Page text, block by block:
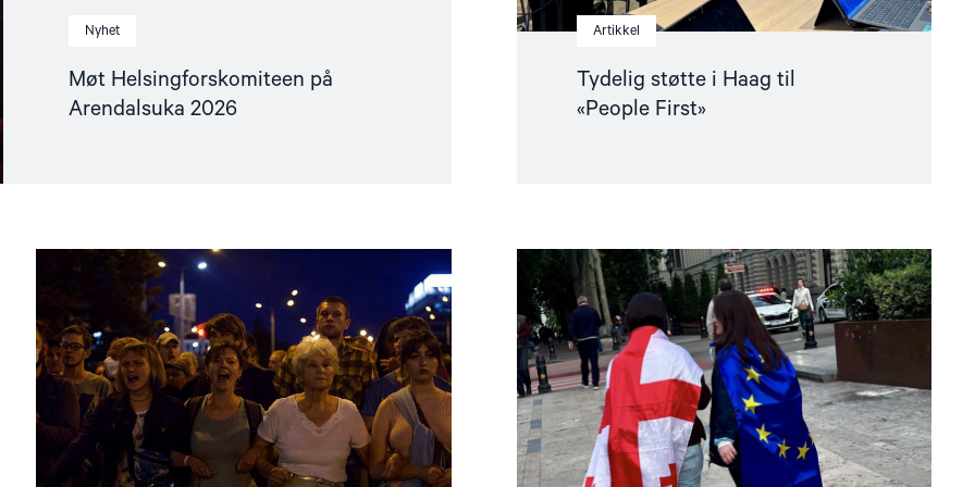
Nyhet
Møt Helsingforskomiteen på
Arendalsuka 2026
Artikkel
Tydelig støtte i Haag til
«People First»
"Utviklingspolitikken
må
ta
menneskerettigheter
på
alvor"
Read
article
"Norge
må
fremme
en
mellomstatlig
klage
mot
Georgia"